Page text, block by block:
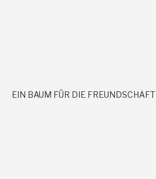
EIN BAUM FÜR DIE FREUNDSCHAFT